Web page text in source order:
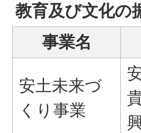
教育及び文化の
事業名
安土未来づ
くり事業